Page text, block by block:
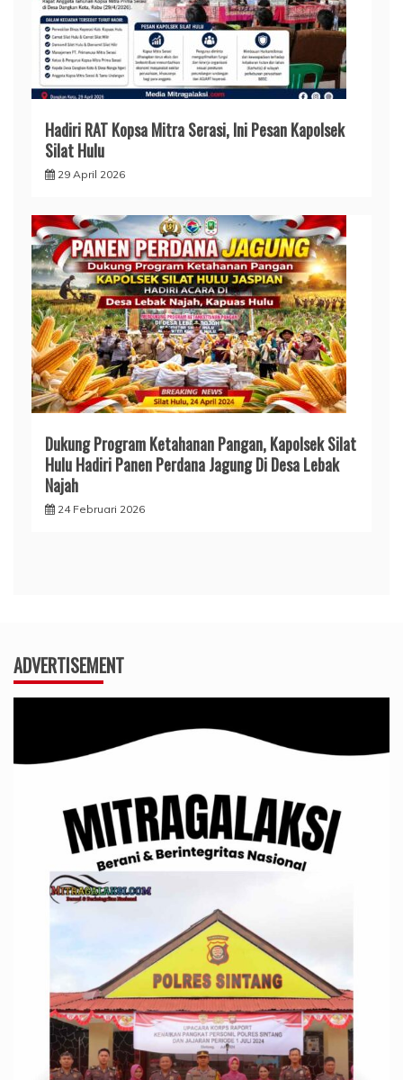
Hadiri RAT Kopsa Mitra Serasi, Ini Pesan Kapolsek
Silat Hulu
29 April 2026
Dukung Program Ketahanan Pangan, Kapolsek Silat
Hulu Hadiri Panen Perdana Jagung Di Desa Lebak
Najah
24 Februari 2026
ADVERTISEMENT